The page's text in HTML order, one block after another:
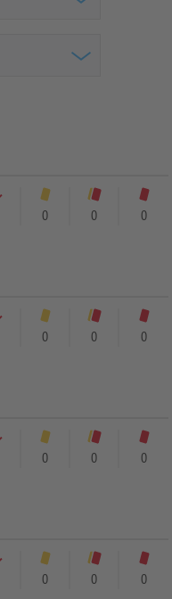
0 0 0
0 0 0
0 0 0
0 0 0